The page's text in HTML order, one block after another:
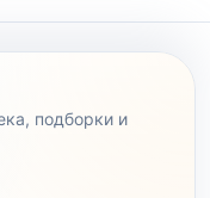
подборки и